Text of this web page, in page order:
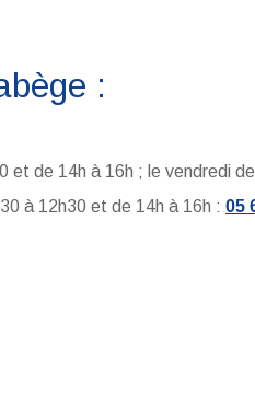
:
et de 14h à 16h ; le vendredi
à 12h30 et de 14h à 16h : 05